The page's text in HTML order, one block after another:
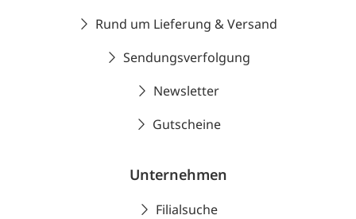
Rund um Lieferung & Versand
Sendungsverfolgung
Newsletter
Gutscheine
Unternehmen
Filialsuche